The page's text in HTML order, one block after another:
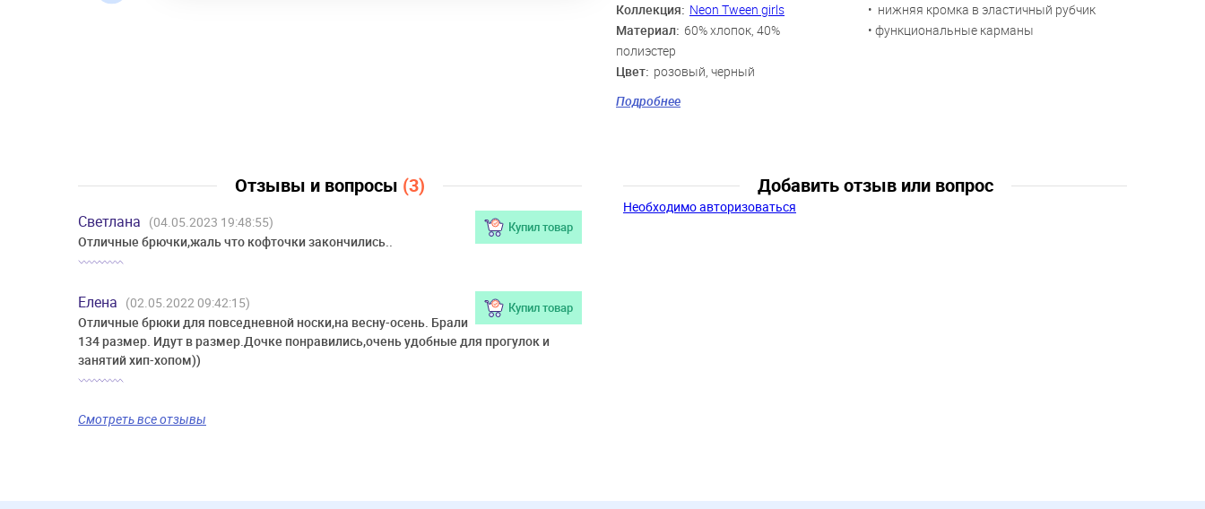
Коллекция: Neon Tween girls
Материал: 60% хлопок, 40%
полиэстер
Цвет: розовый, черный
Скидка:
Пол: Девочки
Подробнее
• нижняя кромка в эластичный рубчик
• функциональные карманы
Отзывы и вопросы (3)
Светлана Купил товар
(04.05.2023 19:48:55)
Отличные брючки,жаль что кофточки закончились..
Елена Купил товар
(02.05.2022 09:42:15)
Отличные брюки для повседневной носки,на весну-осень. Брали
134 размер. Идут в размер.Дочке понравились,очень удобные для прогулок и
занятий хип-хопом))
Смотреть все отзывы
Добавить отзыв или вопрос
Необходимо авторизоваться